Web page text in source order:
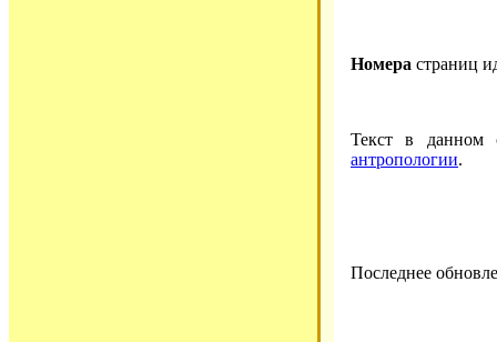
Номера страниц
Текст в
антропологии.
Последнее